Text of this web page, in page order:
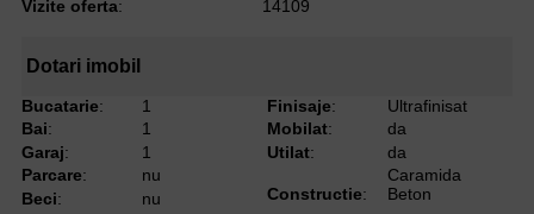
Vizite oferta: 14109
Dotari imobil
Bucatarie:
1
Bai:
1
Garaj:
1
Parcare:
nu
Beci: nu
Finisaje:
Ultrafinisat
Mobilat:
da
Utilat: da
Constructie:
Caramida
Beton